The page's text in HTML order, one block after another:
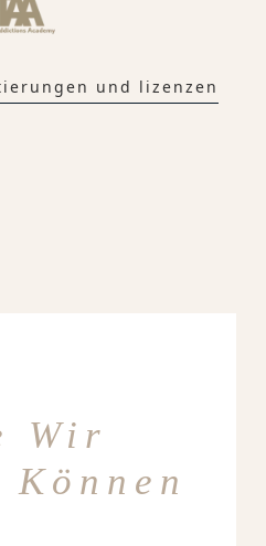
und lizenzen
Wir